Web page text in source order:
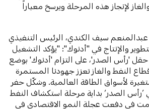
لإنجاز هذه المرحلة ويرسخ معياراً
عبدالمنعم سيف الكندي، الرئيس التنفيذي
والإنتاج في "أدنوك": "يؤكد التشغيل
'رأس الصدر'، على التزام 'أدنوك' بوضع
النفط والغاز تعزز جهودنا المستمرة
لأسواق الطاقة العالمية. وشكّل حفر
الصدر‘ بداية مرحلة استكشاف النفط
في دفعت عجلة النمو الاقتصادي في